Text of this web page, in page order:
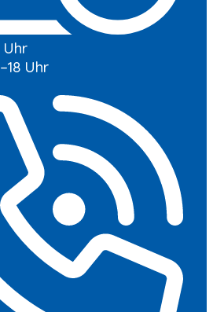
Uhr
Uhr